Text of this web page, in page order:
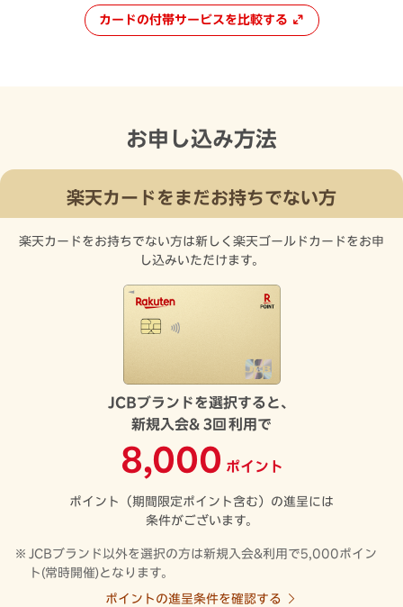
カードの付帯サービスを比較する
お申し込み方法
楽天カードをまだお持ちでない方
楽天カードをお持ちでない方は新しく楽天ゴールドカードをお申
し込みいただけます。
JCBブランドを選択すると、
新規入会& 3回 利用で
8,000 ポイント
ポイント（期間限定ポイント含む）の進呈には
条件がございます。
JCBブランド以外を選択の方は新規入会&利用で5,000ポイン
ト(常時開催)となります。
ポイントの進呈条件を確認する